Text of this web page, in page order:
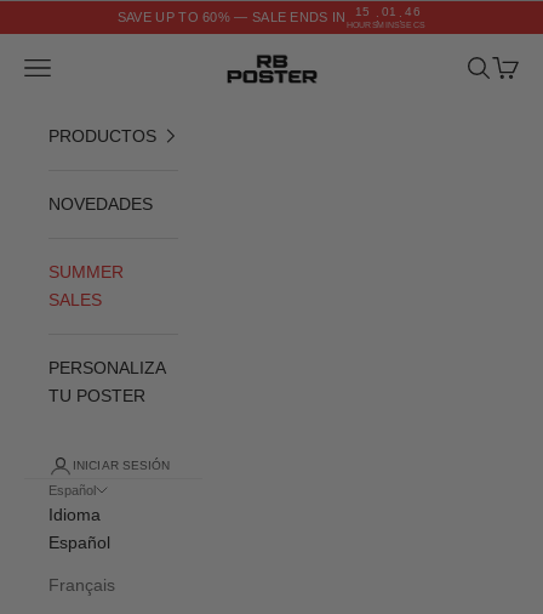
SAVE UP TO 60% — SALE ENDS IN 15
HOURS
: 01
MINS
: 45
SECS
RB POSTER
Menú Buscar
Cesta
PRODUCTOS
NOVEDADES
SUMMER
SALES
PERSONALIZA
TU POSTER
INICIAR SESIÓN
Español
Idioma
Español
Français